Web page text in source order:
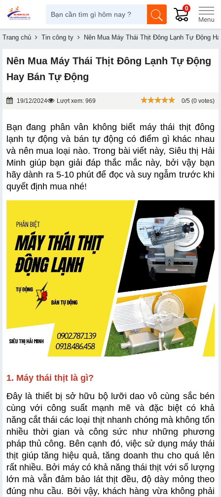
0
Trang chủ Tin công ty Nên Mua Máy Thái Thịt Đông Lạnh Tự Động
Nên Mua Máy Thái Thịt Đông Lạnh Tự Động
Hay Bán Tự Động
19/12/2024 Lượt xem: 969 0/5 (0 votes)
Bạn đang phân vân không biết máy thái thịt đông
lạnh tự động và bán tự động có điểm gì khác nhau
và nên mua loại nào. Trong bài viết này, Siêu thị Hải
Minh giúp bạn giải đáp thắc mắc này, bởi vậy bạn
hãy dành ra 5-10 phút để đọc và suy ngẫm trước khi
quyết định mua nhé!
1. Máy thái thịt là gì?
Đây là thiết bị sở hữu bộ lưỡi dao vô cùng sắc bén
cùng với công suất mạnh mẽ và đặc biệt có khả
năng cắt thái các loại thịt nhanh chóng mà không tốn
nhiều thời gian và công sức như những phương
pháp thủ công. Bên cạnh đó, việc sử dụng máy thái
thịt giúp tăng hiệu quả, tăng doanh thu cho quá lên
rất nhiều. Bởi máy có khả năng thái thịt với số lượng
lớn mà vẫn đảm bảo lát thịt đều, độ dày mỏng theo
đúng nhu cầu. Bởi vậy, khách hàng vừa không phải